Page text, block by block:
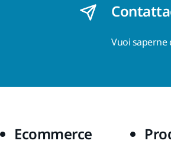
Vuoi saperne
Ecommerce